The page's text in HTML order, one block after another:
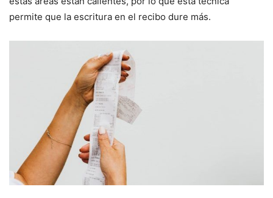
permite que la escritura en el recibo dure más.